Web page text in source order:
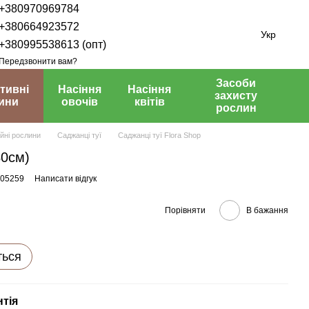
(опт)
Передзвонити вам?
Укр
Насіння
овочів
Насіння
квітів
Засоби
захисту
рослин
рослини Саджанці туї Саджанці туї Flora Shop
Написати відгук
Порівняти В бажання